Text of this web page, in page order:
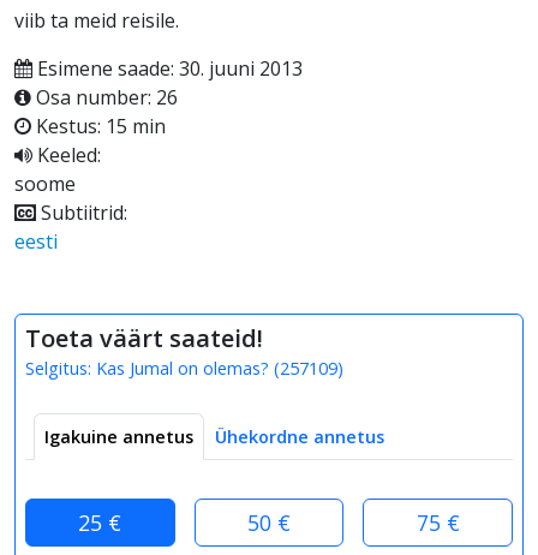
viib ta meid reisile.
Esimene saade: 30. juuni 2013
Osa number: 26
Kestus: 15 min
Keeled:
soome
Subtiitrid:
eesti
Toeta väärt saateid!
Selgitus: Kas Jumal on olemas? (257109)
Igakuine annetus Ühekordne annetus
25 € 50 € 75 €